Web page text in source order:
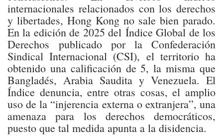
internacionales relacionados con los derechos
y libertades, Hong Kong no sale bien parado.
En la edición de 2025 del Índice Global de los
Derechos publicado por la Confederación
Sindical Internacional (CSI), el territorio ha
obtenido una calificación de 5, la misma que
Bangladés, Arabia Saudita y Venezuela. El
Índice denuncia, entre otras cosas, el amplio
uso de la “injerencia externa o extranjera”, una
amenaza para los derechos democráticos,
puesto que tal medida apunta a la disidencia.